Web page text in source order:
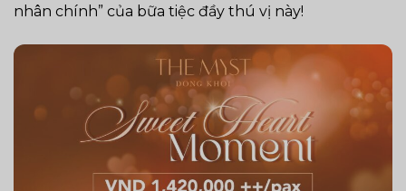
nhân chính” của bữa tiệc đầy thú vị này!